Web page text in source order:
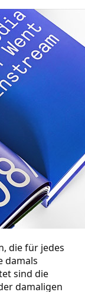
die für jedes
damals
sind die
damaligen